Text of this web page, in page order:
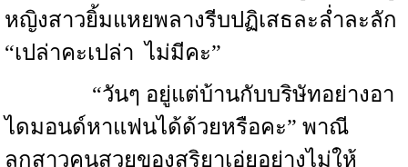
หญิงสาวยิ้มแหยพลางรีบปฏิเสธละล่ำละลัก
“เปล่าคะเปล่า ไม่มีคะ”
“วันๆ อยู่แต่บ้านกับบริษัทอย่างอา
ไดมอนด์หาแฟนได้ด้วยหรือคะ” พาณี
ลูกสาวคนสวยของสุริยาเอ่ยอย่างไม่ให้